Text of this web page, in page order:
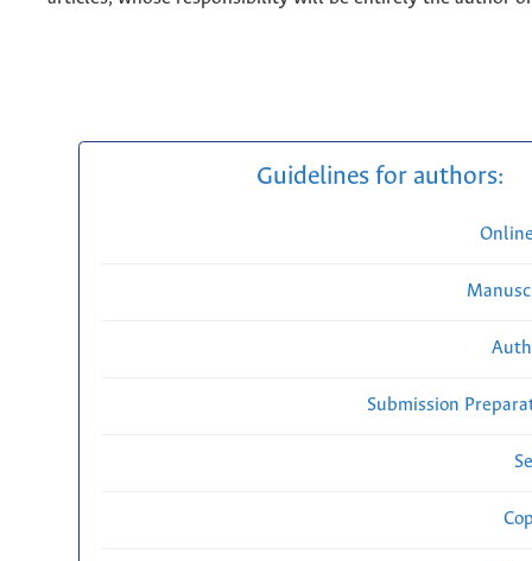
Guidelines for authors:
Submission